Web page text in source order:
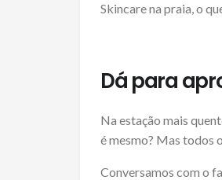
Skincare na praia, o
Dá para
Na estação mais
é mesmo? Mas todos
Conversamos com o